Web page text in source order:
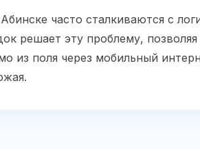
часто сталкиваются с
решает эту проблему,
из поля через мобильный